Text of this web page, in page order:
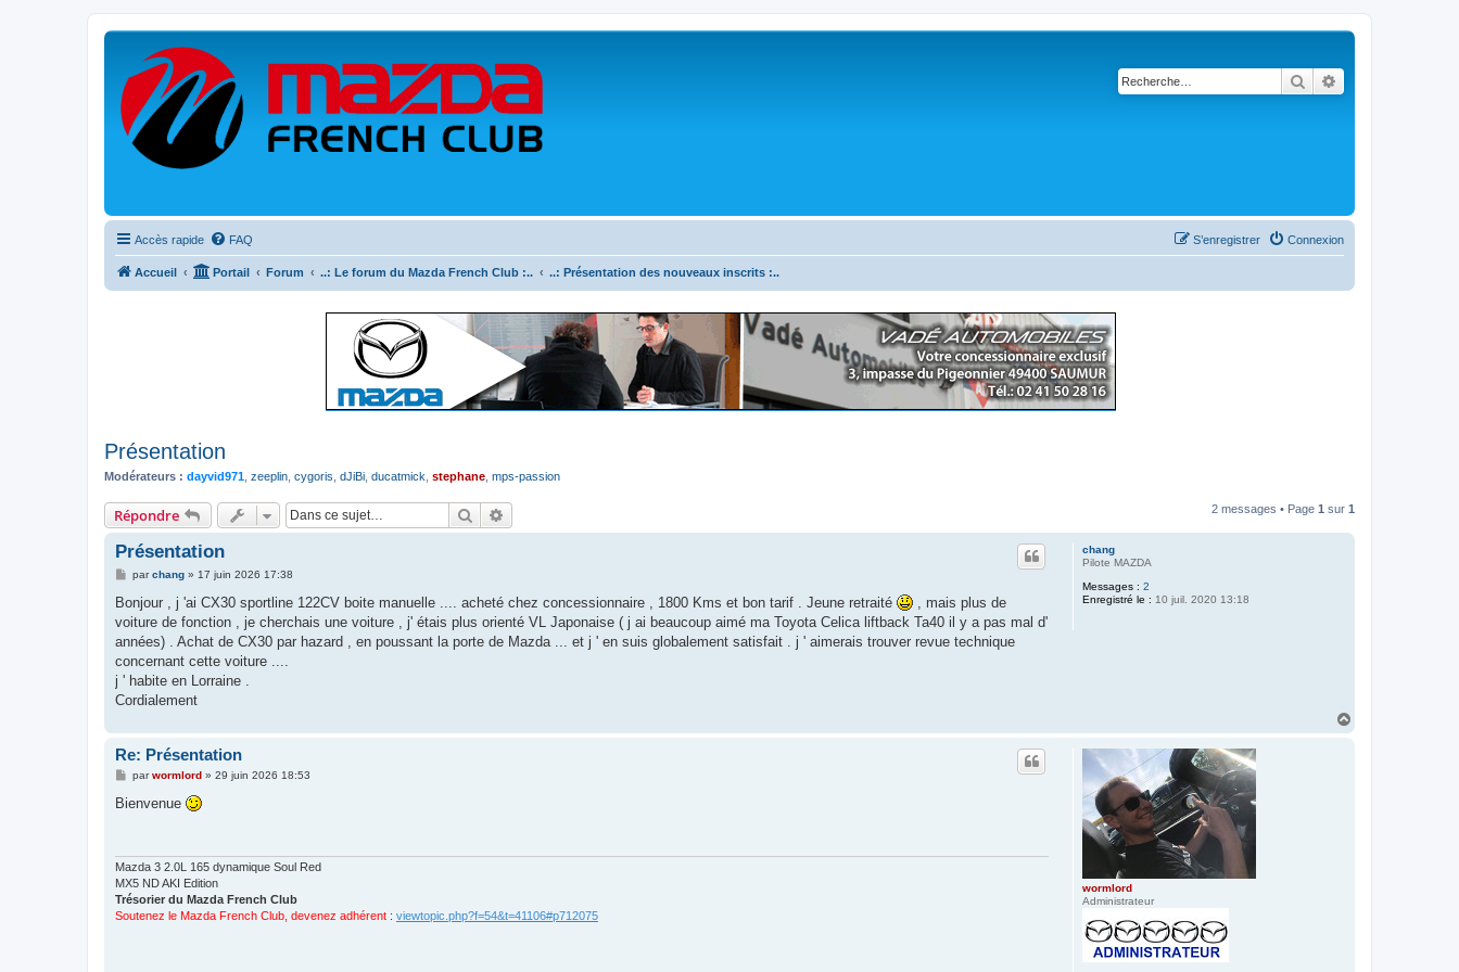
Rechercher
Accès rapide FAQ Connexion
S’enregistrer
Accueil Portail Forum ..: Le forum du Mazda French Club :.. ..: Présentation des nouveaux inscrits :..
Présentation
Modérateurs : dayvid971 zeeplin cygoris dJiBi ducatmick stephane mps-passion
Répondre Rechercher 2 messages • Page 1 sur 1
chang
Pilote MAZDA
Messages : 2
Enregistré le : 10 juil. 2020 13:18
Présentation
M
s
a
g
parchang» 17 juin 2026 17:38
Bonjour , j 'ai CX30 sportline 122CV boite manuelle .... acheté chez concessionnaire , 1800 Kms et bon tarif . Jeune retraité
, mais plus de
voiture de fonction , je cherchais une voiture , j' étais plus orienté VL Japonaise ( j ai beaucoup aimé ma Toyota Celica liftback Ta40 il y a pas mal d'
années) . Achat de CX30 par hazard , en poussant la porte de Mazda ... et j ' en suis globalement satisfait . j ' aimerais trouver revue technique
concernant cette voiture ....
j ' habite en Lorraine .
Cordialement
wormlord
Administrateur
Re: Présentation
M
s
parwormlord» 29 juin 2026 18:53
Bienvenue
Mazda 3 2.0L 165 dynamique Soul Red
MX5 ND AKI Edition
Trésorier du Mazda French Club
Soutenez le Mazda French Club, devenez adhérent : viewtopic.php?f=54&t=41106#p712075